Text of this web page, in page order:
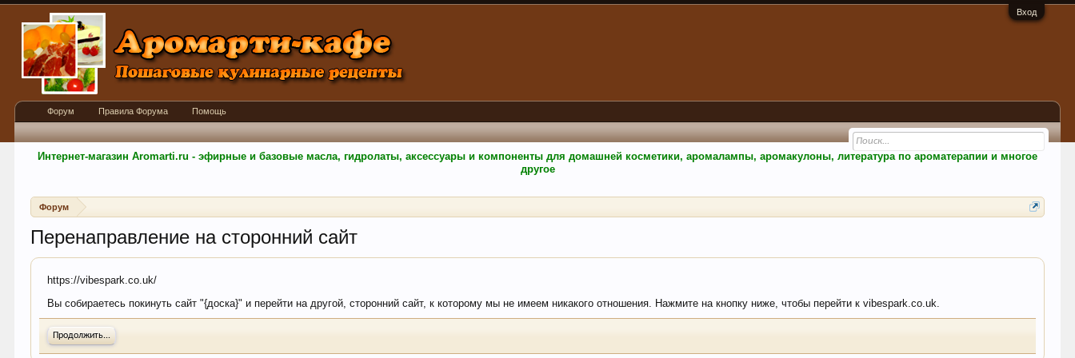
Вход
Интернет-магазин Aromarti.ru - эфирные и базовые масла, гидролаты, аксессуары и компоненты для домашней косметики, аромалампы, аромакулоны, литература по ароматерапии и многое
другое
Форум
Перенаправление на сторонний сайт
https://vibespark.co.uk/
Вы собираетесь покинуть сайт "{доска}" и перейти на другой, сторонний сайт, к которому мы не имеем никакого отношения. Нажмите на кнопку ниже, чтобы перейти к vibespark.co.uk.
Продолжить...
Форум Правила Форума Помощь